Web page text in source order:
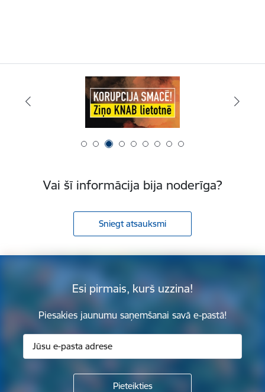
Vai šī informācija bija noderīga?
Sniegt atsauksmi
Esi pirmais, kurš uzzina!
Piesakies jaunumu saņemšanai savā e-pastā!